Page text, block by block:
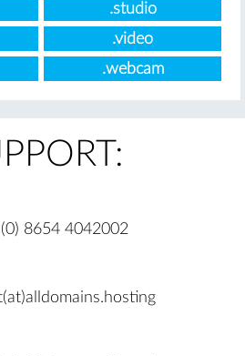
.studio
.video
.webcam
8654 4042002